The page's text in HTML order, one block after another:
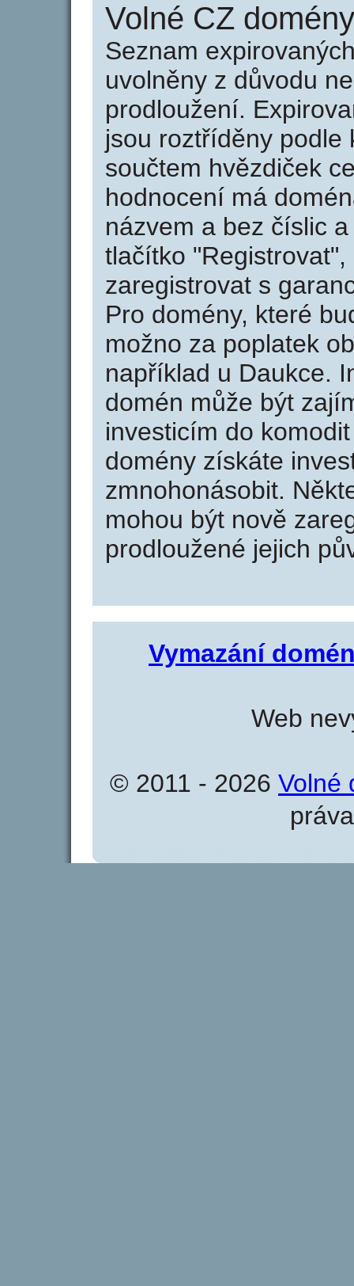
Volné CZ
Seznam
uvolněny z důvodu
prodloužení.
jsou roztříděny podle
součtem hvězdiček
hodnocení má
názvem a bez číslic
tlačítko
zaregistrovat s
Pro domény, které
možno za poplatek
například u Daukce.
domén může být
investicím do
domény získáte
zmnohonásobit.
mohou být nově
prodloužené jejich
Vymazání
Web
© 2011 - 2026 Volné